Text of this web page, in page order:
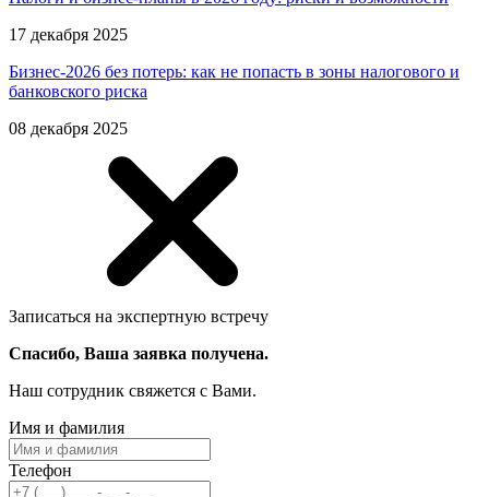
17 декабря 2025
Бизнес-2026 без потерь: как не попасть в зоны налогового и
банковского риска
08 декабря 2025
Записаться на экспертную встречу
Спасибо, Ваша заявка получена.
Наш сотрудник свяжется с Вами.
Имя и фамилия
Телефон